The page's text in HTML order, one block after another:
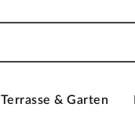
Terrasse & Garten